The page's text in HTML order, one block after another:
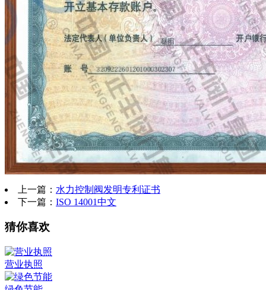
上一篇： 水力控制阀发明专利证书
下一篇： ISO 14001中文
猜你喜欢
营业执照